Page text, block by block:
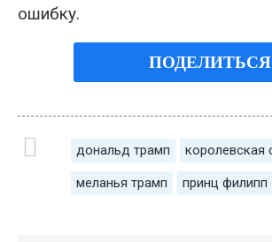
ошибку.
ПОДЕЛИТЬСЯ
дональд трамп королевская
меланья трамп принц филипп